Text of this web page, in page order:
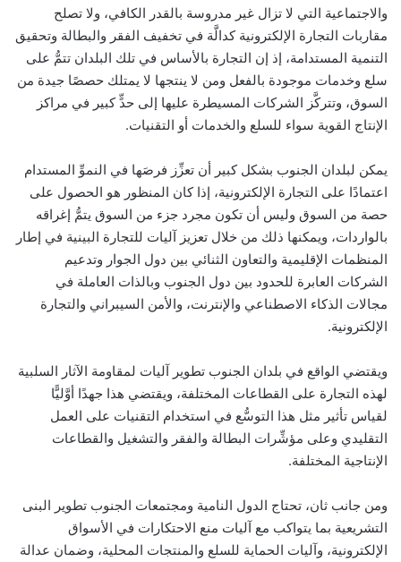
والاجتماعية التي لا تزال غير مدروسة بالقدر الكافي، ولا تصلح
مقاربات التجارة الإلكترونية كدالَّة في تخفيف الفقر والبطالة وتحقيق
التنمية المستدامة، إذ إن التجارة بالأساس في تلك البلدان تتمُّ على
سلع وخدمات موجودة بالفعل ومن لا ينتجها لا يمتلك حصصًا جيدة من
السوق، وتتركَّز الشركات المسيطرة عليها إلى حدٍّ كبير في مراكز
الإنتاج القوية سواء للسلع والخدمات أو التقنيات.
يمكن لبلدان الجنوب بشكل كبير أن تعزِّز فرصَها في النموِّ المستدام
اعتمادًا على التجارة الإلكترونية، إذا كان المنظور هو الحصول على
حصة من السوق وليس أن تكون مجرد جزء من السوق يتمُّ إغراقه
بالواردات، ويمكنها ذلك من خلال تعزيز آليات للتجارة البينية في إطار
المنظمات الإقليمية والتعاون الثنائي بين دول الجوار وتدعيم
الشركات العابرة للحدود بين دول الجنوب وبالذات العاملة في
مجالات الذكاء الاصطناعي والإنترنت، والأمن السيبراني والتجارة
الإلكترونية.
ويقتضي الواقع في بلدان الجنوب تطوير آليات لمقاومة الآثار السلبية
لهذه التجارة على القطاعات المختلفة، ويقتضي هذا جهدًا أوَّليًّا
لقياس تأثير مثل هذا التوسُّع في استخدام التقنيات على العمل
التقليدي وعلى مؤشِّرات البطالة والفقر والتشغيل والقطاعات
الإنتاجية المختلفة.
ومن جانب ثان، تحتاج الدول النامية ومجتمعات الجنوب تطوير البنى
التشريعية بما يتواكب مع آليات منع الاحتكارات في الأسواق
الإلكترونية، وآليات الحماية للسلع والمنتجات المحلية، وضمان عدالة